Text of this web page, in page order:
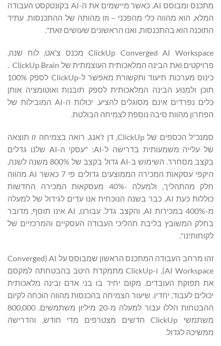
מתכנס ומבוסס AI. כאשר מיישמים את ה-AI בקונטקסט העבודה
המלא, הוא מהווה כלי מהפכני – וזו מהותה של ההתכנסות. עתיד
התוכנה הוא בהתכנסות, ואנו הראשונים שעושים זאת".
ClickUp Converged AI Workspace מכנס צ’אט, לוח שנה,
פרויקטים ואת הבינה המלאכותית העוצמתית של ClickUp Brain .
כינוס מערכות תיעוד ותקשורת מאפשר ל-ClickUp לספק 100%
תוכן ולמנוע הבינה המלאכותית לספק תובנות ואוטומציה אותן
כלים נפרדים אינם מסוגלים להציע. יכולות ה-AI המובילות של
הפתרון מהוות סיבה נוספת לצמיחה הבולטת.
סמנכ"ל הכספים של ClickUp, דן ז’אנג, רואה בצמיחה זו תוצאה
של עלייה משמעותית בדרישה ל-AI: "עסקי ה-AI שלנו גדלים
בקצב מסחרר. השימוש ב-AI גדול בקצב של 800% משנה לשנה,
היקפי עסקאות המכירה הממוצעים גדולים פי 7 כאשר AI מהווה
חלק מהתהליך, ולמעלה -40% מעסקאות המכירה החדשות
כוללות כעת AI. כבר בשנה הנוכחית אנו עדים לגידול של למעלה
מ-400% במכירות AI, והקצב גדל. עבורנו, AI אינו תוסף, מדובר
בחלק המשובץ בליבת תהליכי העבודה העסקיים והמרכזיים של
לקוחותינו".
זהו מרחב העבודה המתכנס הראשון שמבוסס על AI ‏(Converged
AI Workspace), ו-ClickUp מתמקדת היטב בהבטחתה למקסם
את תפוקת העובדים. מקום יחיד בו בני אדם ובינה מלאכותית
יכולים לעבוד, יחדיו. שיעור הצמיחה בהכנסות מהווה הוכחה לקיום
ההבטחות הללו עבור למעלה מ-20 מיליון משתמשים. 800,000
משתמשי ClickUp חדשים מצטרפים מדי חודש, והדרישה
ממשיכה לגדול.